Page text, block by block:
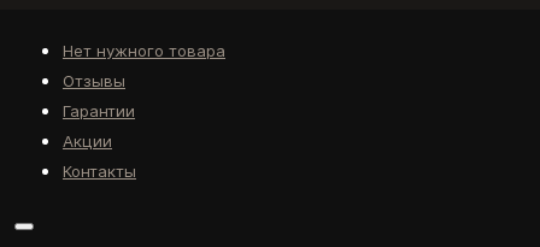
Нет нужного товара
Отзывы
Гарантии
Акции
Контакты